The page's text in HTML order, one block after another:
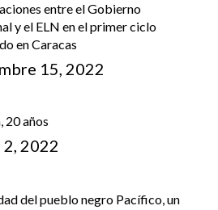
entre el Gobierno
y el ELN en el primer ciclo
en Caracas
15, 2022
20 años
2, 2022
del pueblo negro Pacífico, un